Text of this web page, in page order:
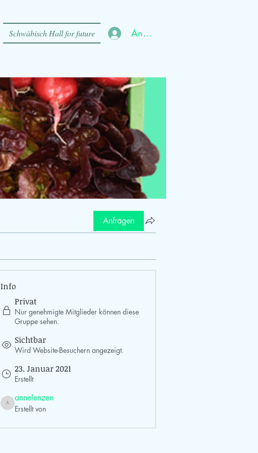
Schwäbisch Hall for future Anmelden
Anfragen
Info
Privat
Nur genehmigte Mitglieder können diese
Gruppe sehen.
Sichtbar
Wird Website-Besuchern angezeigt.
23. Januar 2021
Erstellt
annelenzen
annelenzen
Erstellt von